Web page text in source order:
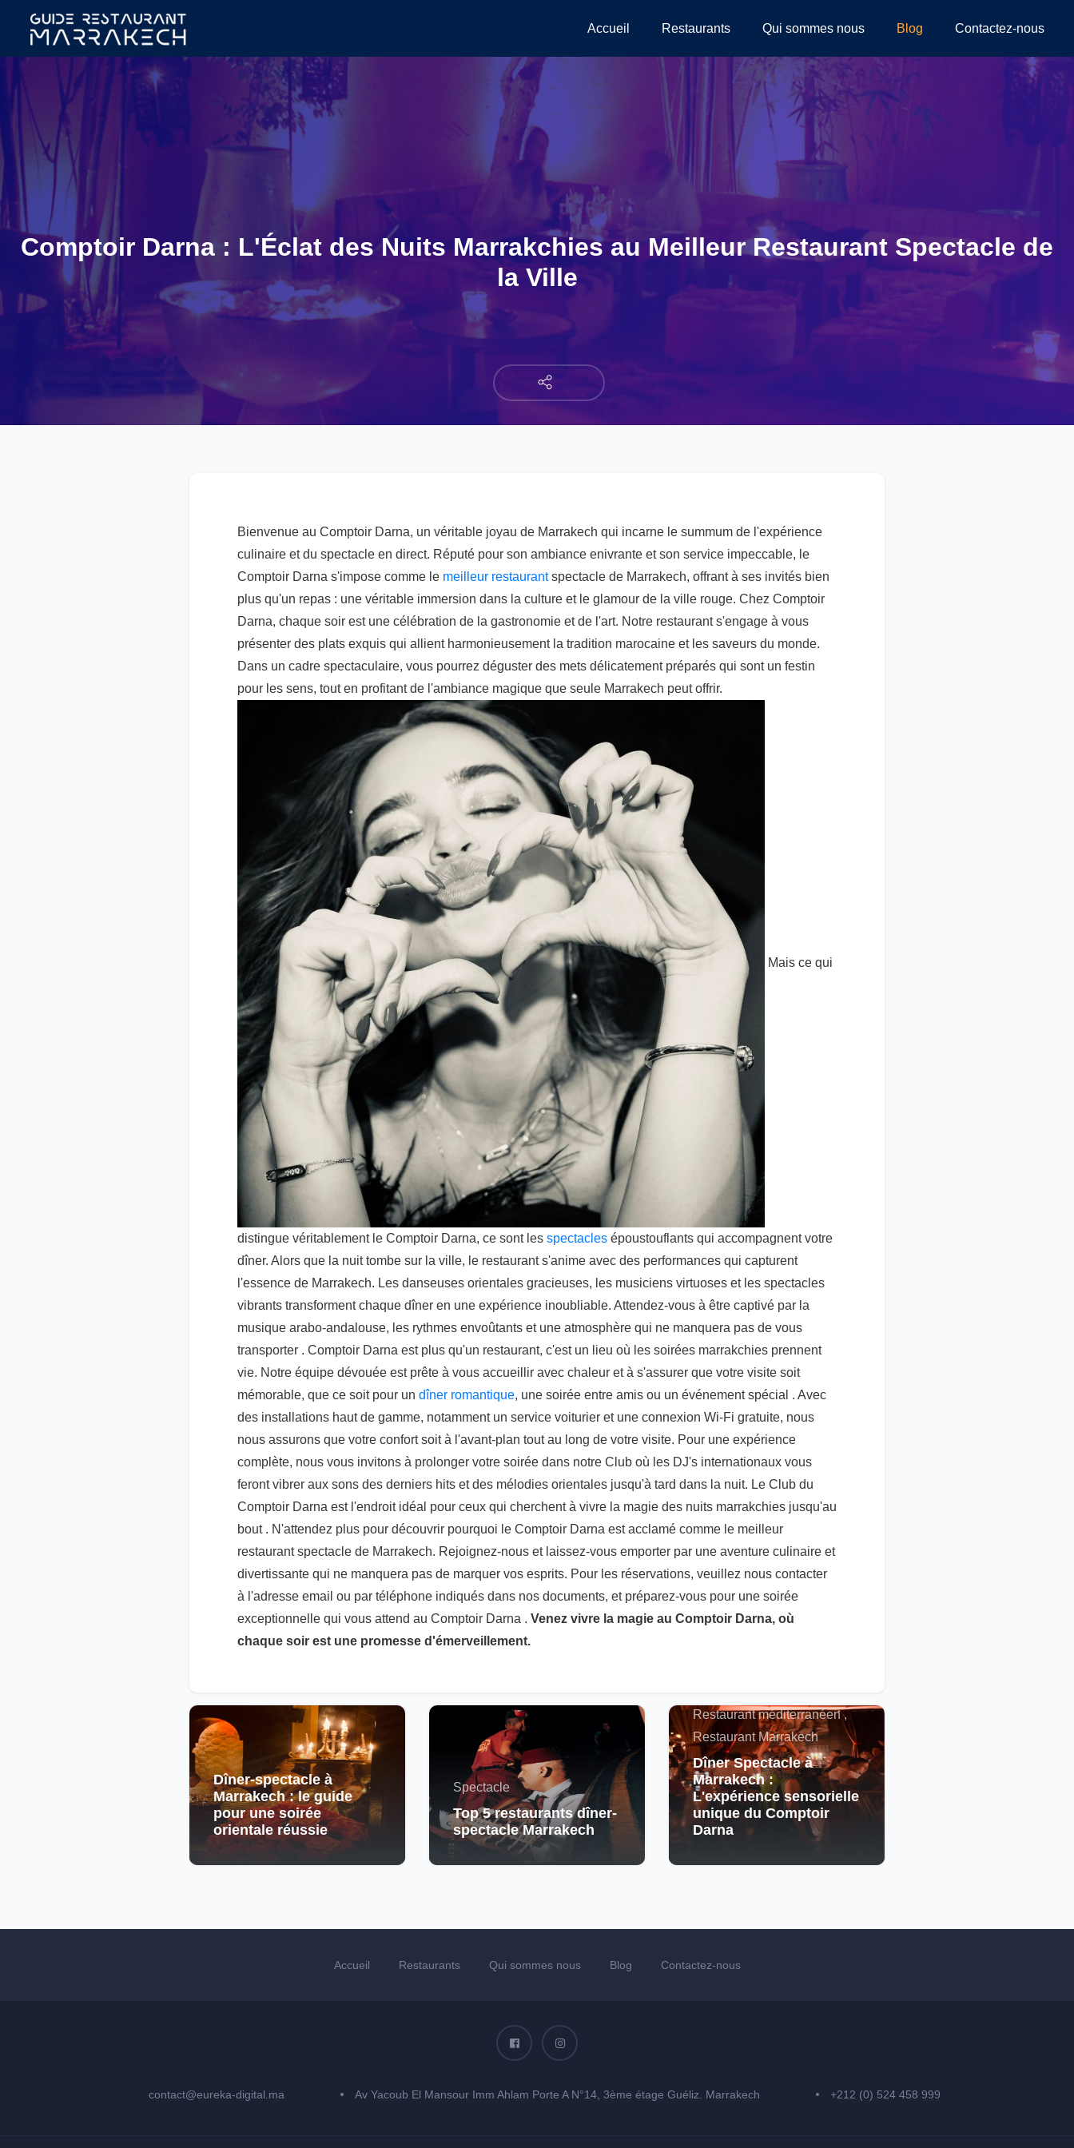
Accueil Restaurants Qui sommes nous Blog Contactez-nous
Comptoir Darna : L'Éclat des Nuits Marrakchies au Meilleur Restaurant Spectacle de
la Ville
Bienvenue au Comptoir Darna, un véritable joyau de Marrakech qui incarne le summum de l'expérience
culinaire et du spectacle en direct. Réputé pour son ambiance enivrante et son service impeccable, le
Comptoir Darna s'impose comme le meilleur restaurantspectacle de Marrakech, offrant à ses invités bien
plus qu'un repas : une véritable immersion dans la culture et le glamour de la ville rouge. Chez Comptoir
Darna, chaque soir est une célébration de la gastronomie et de l'art. Notre restaurant s'engage à vous
présenter des plats exquis qui allient harmonieusement la tradition marocaine et les saveurs du monde.
Dans un cadre spectaculaire, vous pourrez déguster des mets délicatement préparés qui sont un festin
pour les sens, tout en profitant de l'ambiance magique que seule Marrakech peut offrir.
Mais ce qui
distingue véritablement le Comptoir Darna, ce sont les spectacles époustouflants qui accompagnent votre
dîner. Alors que la nuit tombe sur la ville, le restaurant s'anime avec des performances qui capturent
l'essence de Marrakech. Les danseuses orientales gracieuses, les musiciens virtuoses et les spectacles
vibrants transforment chaque dîner en une expérience inoubliable. Attendez-vous à être captivé par la
musique arabo-andalouse, les rythmes envoûtants et une atmosphère qui ne manquera pas de vous
transporter . Comptoir Darna est plus qu'un restaurant, c'est un lieu où les soirées marrakchies prennent
vie. Notre équipe dévouée est prête à vous accueillir avec chaleur et à s'assurer que votre visite soit
mémorable, que ce soit pour un dîner romantique, une soirée entre amis ou un événement spécial . Avec
des installations haut de gamme, notamment un service voiturier et une connexion Wi-Fi gratuite, nous
nous assurons que votre confort soit à l'avant-plan tout au long de votre visite. Pour une expérience
complète, nous vous invitons à prolonger votre soirée dans notre Club où les DJ's internationaux vous
feront vibrer aux sons des derniers hits et des mélodies orientales jusqu'à tard dans la nuit. Le Club du
Comptoir Darna est l'endroit idéal pour ceux qui cherchent à vivre la magie des nuits marrakchies jusqu'au
bout . N'attendez plus pour découvrir pourquoi le Comptoir Darna est acclamé comme le meilleur
restaurant spectacle de Marrakech. Rejoignez-nous et laissez-vous emporter par une aventure culinaire et
divertissante qui ne manquera pas de marquer vos esprits. Pour les réservations, veuillez nous contacter
à l'adresse email ou par téléphone indiqués dans nos documents, et préparez-vous pour une soirée
exceptionnelle qui vous attend au Comptoir Darna . Venez vivre la magie au Comptoir Darna, où
chaque soir est une promesse d'émerveillement.
Dîner-spectacle à
Marrakech : le guide
pour une soirée
orientale réussie
Spectacle
Top 5 restaurants dîner-
spectacle Marrakech
Restaurant méditerranéen ,
Restaurant Marrakech
Dîner Spectacle à
Marrakech :
L'expérience sensorielle
unique du Comptoir
Darna
Accueil Restaurants Qui sommes nous Blog Contactez-nous
contact@eureka-digital.ma Av Yacoub El Mansour Imm Ahlam Porte A N°14, 3ème étage Guéliz. Marrakech +212 (0) 524 458 999